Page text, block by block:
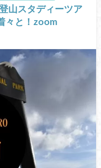
山スタディーツア
々と！zoom